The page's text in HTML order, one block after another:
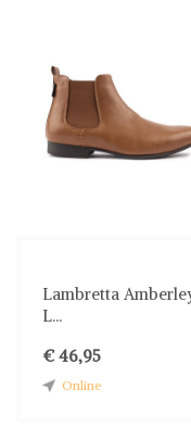
Lambretta
L...
€ 46,95
Online